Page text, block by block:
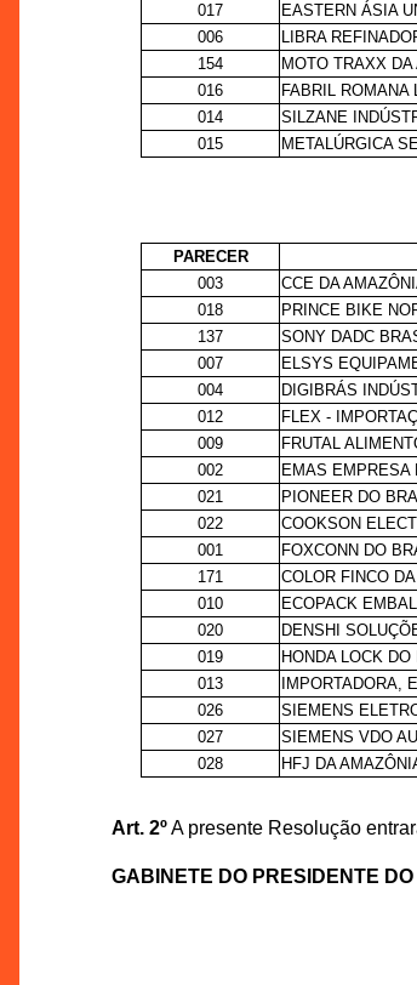
017
EASTERN ÁSIA
006
LIBRA
154
MOTO TRAXX
016
FABRIL ROMANA
014
SILZANE
015
METALÚRGICA
PARECER
003
CCE DA
018
PRINCE BIKE
137
SONY DADC
007
ELSYS
004
DIGIBRÁS
012
FLEX -
009
FRUTAL
002
EMAS EMPRESA
021
PIONEER DO
022
COOKSON
001
FOXCONN DO
171
COLOR FINCO
010
ECOPACK
020
DENSHI
019
HONDA LOCK
013
IMPORTADORA,
026
SIEMENS
027
SIEMENS VDO
028
HFJ DA
Art. 2ºA presente Resolução
GABINETE DO PRESIDENTE